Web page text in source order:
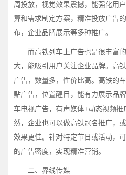
周投放，视觉效果震撼，能强化用
算和需求制定方案，精准投放广告
布，企业品牌展示等多种推广。
而高铁列车上广告也是很丰富
大，能吸引用户关注企业品牌。高
广告，数量多，性价比高。高铁的
贴广告，位置醒目，能有力展示品
车电视广告，有声媒体+动态视频
然，企业也可以做高铁冠名推广，
效果更佳。针对特定节日或活动，
的广告密度，实现精准营销。
二、界线传媒